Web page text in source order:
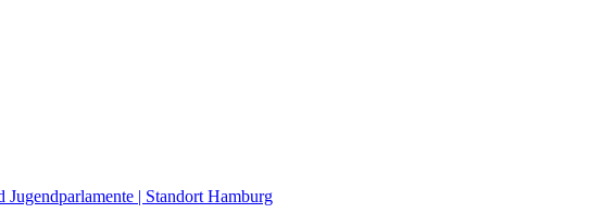
| Standort Hamburg